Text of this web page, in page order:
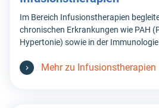
Im Bereich Infusionstherapien
chronischen Erkrankungen wie PAH
Hypertonie) sowie in der
Mehr zu Infusionstherapien